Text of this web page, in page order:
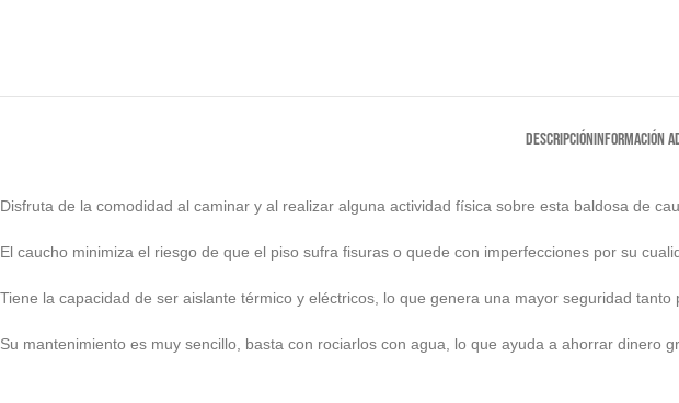
DESCRIPCIÓNINFORMACIÓN
Disfruta de la comodidad al caminar y al realizar alguna actividad física sobre esta baldosa de
El caucho minimiza el riesgo de que el piso sufra fisuras o quede con imperfecciones por su
Tiene la capacidad de ser aislante térmico y eléctricos, lo que genera una mayor seguridad
Su mantenimiento es muy sencillo, basta con rociarlos con agua, lo que ayuda a ahorrar dinero